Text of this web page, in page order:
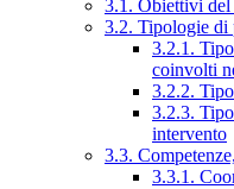
3.1. Obiettivi del
3.2. Tipologie di
3.2.1.
coinvolti
3.2.2.
3.2.3.
intervento
3.3.
3.3.1.